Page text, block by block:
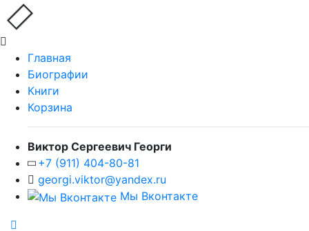
Главная
Биографии
Книги
Корзина
Виктор Сергеевич Георги
+7 (911) 404-80-81
georgi.viktor@yandex.ru
Мы Вконтакте